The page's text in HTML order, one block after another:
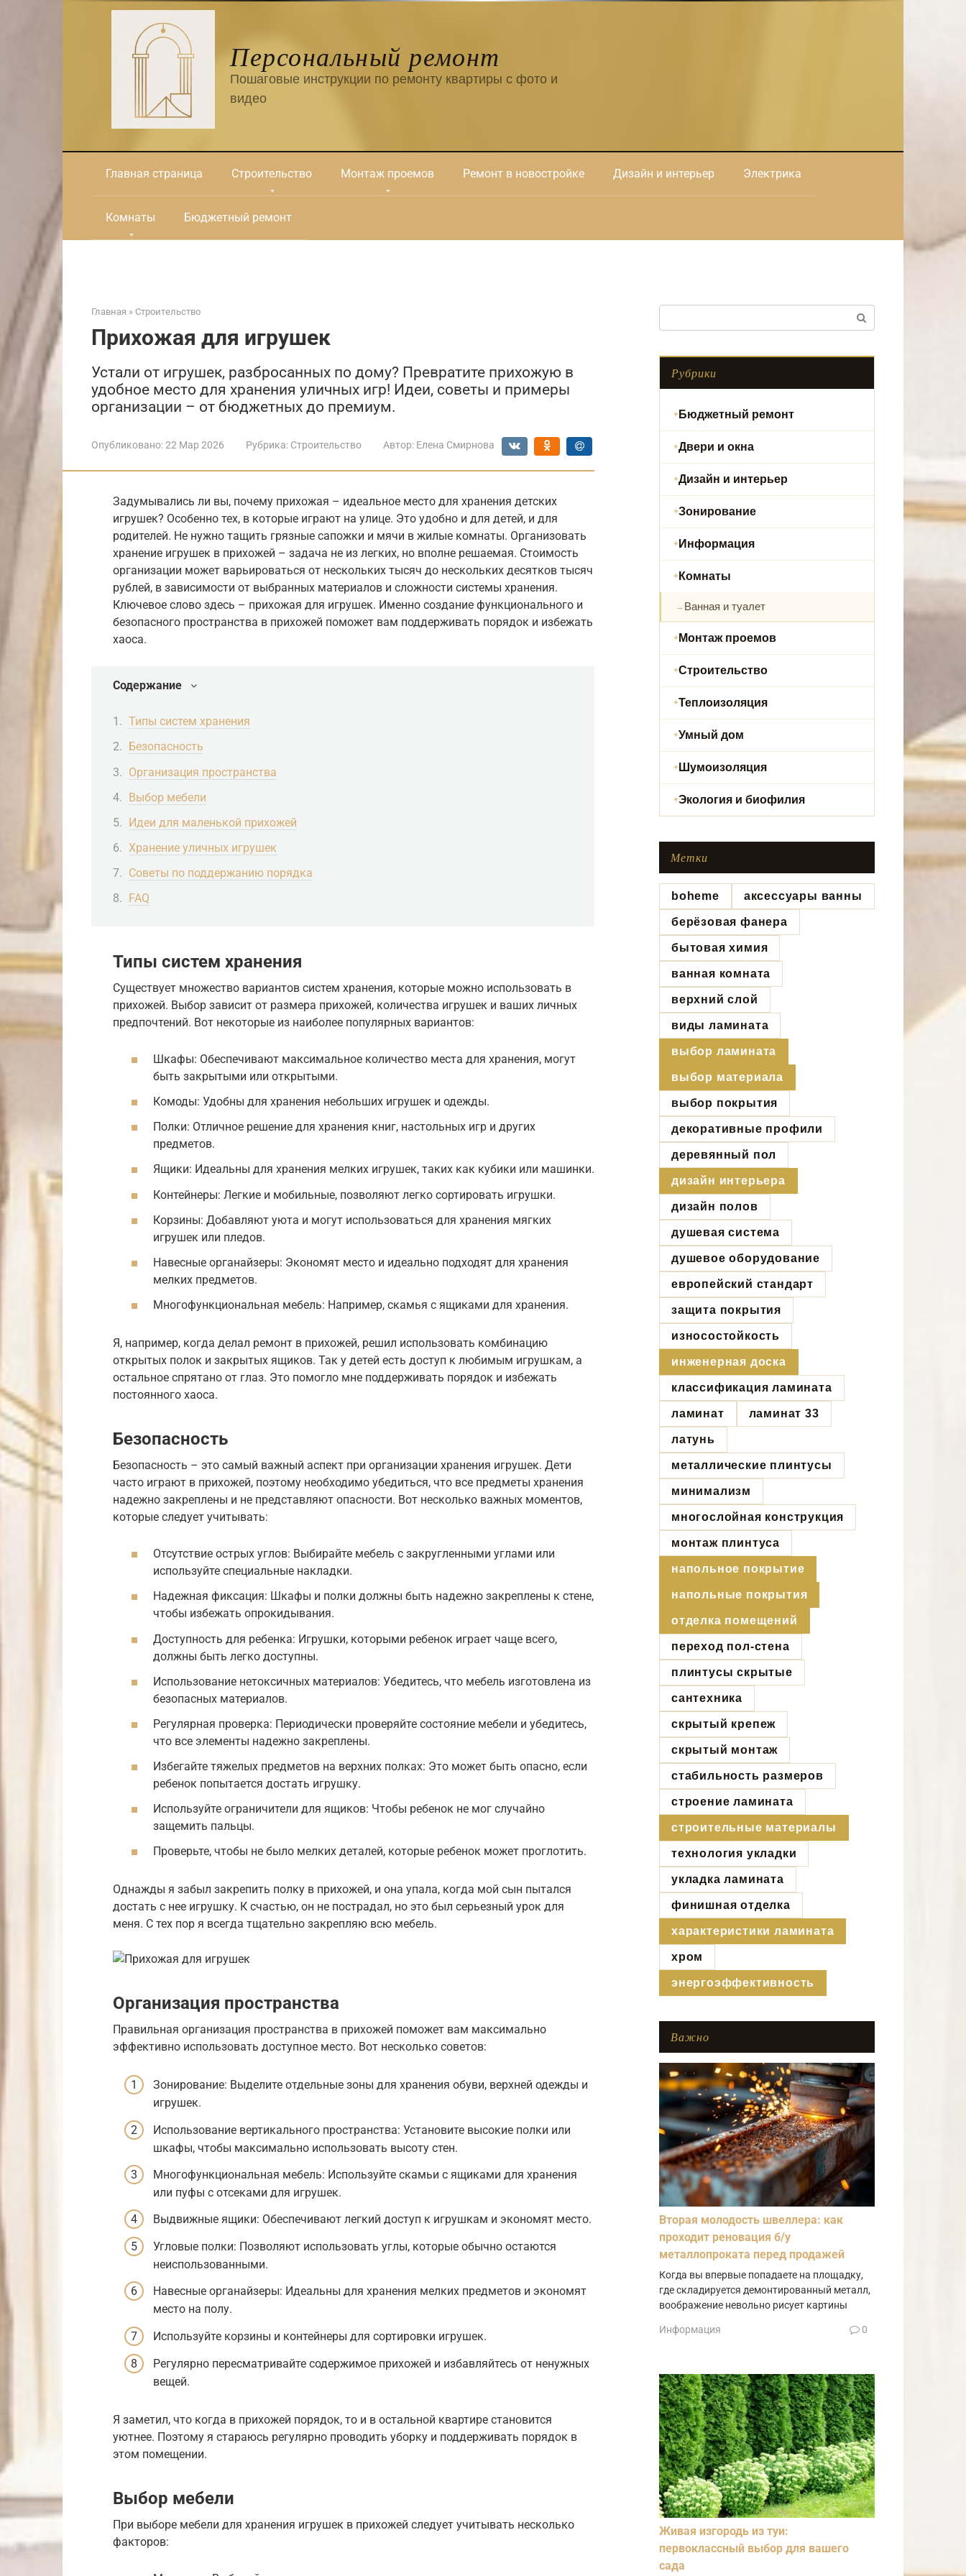
Персональный ремонт
Пошаговые инструкции по ремонту квартиры с фото и
видео
Главная страница Строительство Монтаж проемов Ремонт в новостройке Дизайн и интерьер Электрика
Комнаты Бюджетный ремонт
Главная » Строительство
Прихожая для игрушек
Устали от игрушек, разбросанных по дому? Превратите прихожую в
удобное место для хранения уличных игр! Идеи, советы и примеры
организации – от бюджетных до премиум.
Опубликовано:22 Мар 2026 Рубрика: Строительство Автор: Елена Смирнова
Задумывались ли вы, почему прихожая – идеальное место для хранения детских
игрушек? Особенно тех, в которые играют на улице. Это удобно и для детей, и для
родителей. Не нужно тащить грязные сапожки и мячи в жилые комнаты. Организовать
хранение игрушек в прихожей – задача не из легких, но вполне решаемая. Стоимость
организации может варьироваться от нескольких тысяч до нескольких десятков тысяч
рублей, в зависимости от выбранных материалов и сложности системы хранения.
Ключевое слово здесь – прихожая для игрушек. Именно создание функционального и
безопасного пространства в прихожей поможет вам поддерживать порядок и избежать
хаоса.
Содержание
Типы систем хранения
Безопасность
Организация пространства
Выбор мебели
Идеи для маленькой прихожей
Хранение уличных игрушек
Советы по поддержанию порядка
FAQ
Типы систем хранения
Существует множество вариантов систем хранения, которые можно использовать в
прихожей. Выбор зависит от размера прихожей, количества игрушек и ваших личных
предпочтений. Вот некоторые из наиболее популярных вариантов:
Шкафы: Обеспечивают максимальное количество места для хранения, могут
быть закрытыми или открытыми.
Комоды: Удобны для хранения небольших игрушек и одежды.
Полки: Отличное решение для хранения книг, настольных игр и других
предметов.
Ящики: Идеальны для хранения мелких игрушек, таких как кубики или машинки.
Контейнеры: Легкие и мобильные, позволяют легко сортировать игрушки.
Корзины: Добавляют уюта и могут использоваться для хранения мягких
игрушек или пледов.
Навесные органайзеры: Экономят место и идеально подходят для хранения
мелких предметов.
Многофункциональная мебель: Например, скамья с ящиками для хранения.
Я, например, когда делал ремонт в прихожей, решил использовать комбинацию
открытых полок и закрытых ящиков. Так у детей есть доступ к любимым игрушкам, а
остальное спрятано от глаз. Это помогло мне поддерживать порядок и избежать
постоянного хаоса.
Безопасность
Безопасность – это самый важный аспект при организации хранения игрушек. Дети
часто играют в прихожей, поэтому необходимо убедиться, что все предметы хранения
надежно закреплены и не представляют опасности. Вот несколько важных моментов,
которые следует учитывать:
Отсутствие острых углов: Выбирайте мебель с закругленными углами или
используйте специальные накладки.
Надежная фиксация: Шкафы и полки должны быть надежно закреплены к стене,
чтобы избежать опрокидывания.
Доступность для ребенка: Игрушки, которыми ребенок играет чаще всего,
должны быть легко доступны.
Использование нетоксичных материалов: Убедитесь, что мебель изготовлена из
безопасных материалов.
Регулярная проверка: Периодически проверяйте состояние мебели и убедитесь,
что все элементы надежно закреплены.
Избегайте тяжелых предметов на верхних полках: Это может быть опасно, если
ребенок попытается достать игрушку.
Используйте ограничители для ящиков: Чтобы ребенок не мог случайно
защемить пальцы.
Проверьте, чтобы не было мелких деталей, которые ребенок может проглотить.
Однажды я забыл закрепить полку в прихожей, и она упала, когда мой сын пытался
достать с нее игрушку. К счастью, он не пострадал, но это был серьезный урок для
меня. С тех пор я всегда тщательно закрепляю всю мебель.
Организация пространства
Правильная организация пространства в прихожей поможет вам максимально
эффективно использовать доступное место. Вот несколько советов:
Зонирование: Выделите отдельные зоны для хранения обуви, верхней одежды и
игрушек.
Использование вертикального пространства: Установите высокие полки или
шкафы, чтобы максимально использовать высоту стен.
Многофункциональная мебель: Используйте скамьи с ящиками для хранения
или пуфы с отсеками для игрушек.
Выдвижные ящики: Обеспечивают легкий доступ к игрушкам и экономят место.
Угловые полки: Позволяют использовать углы, которые обычно остаются
неиспользованными.
Навесные органайзеры: Идеальны для хранения мелких предметов и экономят
место на полу.
Используйте корзины и контейнеры для сортировки игрушек.
Регулярно пересматривайте содержимое прихожей и избавляйтесь от ненужных
вещей.
Я заметил, что когда в прихожей порядок, то и в остальной квартире становится
уютнее. Поэтому я стараюсь регулярно проводить уборку и поддерживать порядок в
этом помещении.
Выбор мебели
При выборе мебели для хранения игрушек в прихожей следует учитывать несколько
факторов:
Рубрики
Бюджетный ремонт
Двери и окна
Дизайн и интерьер
Зонирование
Информация
Комнаты
Ванная и туалет
Монтаж проемов
Строительство
Теплоизоляция
Умный дом
Шумоизоляция
Экология и биофилия
Метки
boheme аксессуары ванны
берёзовая фанера
бытовая химия
ванная комната
верхний слой
виды ламината
выбор ламината
выбор материала
выбор покрытия
декоративные профили
деревянный пол
дизайн интерьера
дизайн полов
душевая система
душевое оборудование
европейский стандарт
защита покрытия
износостойкость
инженерная доска
классификация ламината
ламинат ламинат 33
латунь
металлические плинтусы
минимализм
многослойная конструкция
монтаж плинтуса
напольное покрытие
напольные покрытия
отделка помещений
переход пол-стена
плинтусы скрытые
сантехника
скрытый крепеж
скрытый монтаж
стабильность размеров
строение ламината
строительные материалы
технология укладки
укладка ламината
финишная отделка
характеристики ламината
хром
энергоэффективность
Важно
Вторая молодость швеллера: как
проходит реновация б/у
металлопроката перед продажей
Когда вы впервые попадаете на площадку,
где складируется демонтированный металл,
воображение невольно рисует картины
Информация 0
Живая изгородь из туи:
первоклассный выбор для вашего
сада